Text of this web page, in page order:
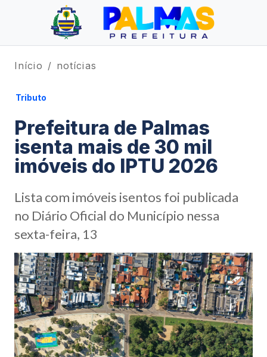
Início notícias
Tributo
Prefeitura de Palmas
isenta mais de 30 mil
imóveis do IPTU 2026
Lista com imóveis isentos foi publicada
no Diário Oficial do Município nessa
sexta-feira, 13